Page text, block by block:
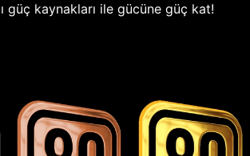
güç kaynakları ile gücüne güç kat!